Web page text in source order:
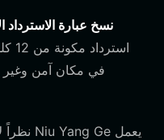
نسخ عبارة الاسترداد
في مكان آمن وغير